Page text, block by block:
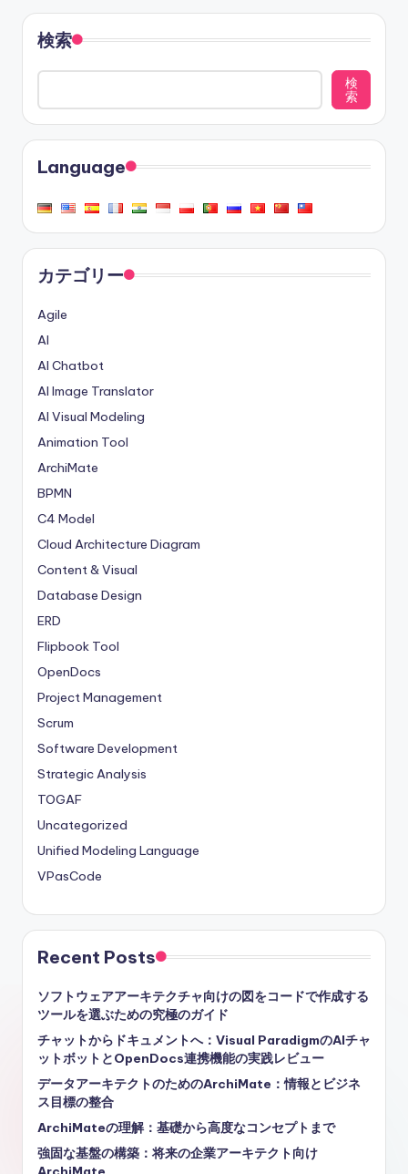
検索
検
索
Language
カテゴリー
Agile
AI
AI Chatbot
AI Image Translator
AI Visual Modeling
Animation Tool
ArchiMate
BPMN
C4 Model
Cloud Architecture Diagram
Content & Visual
Database Design
ERD
Flipbook Tool
OpenDocs
Project Management
Scrum
Software Development
Strategic Analysis
TOGAF
Uncategorized
Unified Modeling Language
VPasCode
Recent Posts
ソフトウェアアーキテクチャ向けの図をコードで作成する
ツールを選ぶための究極のガイド
チャットからドキュメントへ：Visual ParadigmのAIチャ
ットボットとOpenDocs連携機能の実践レビュー
データアーキテクトのためのArchiMate：情報とビジネ
ス目標の整合
ArchiMateの理解：基礎から高度なコンセプトまで
強固な基盤の構築：将来の企業アーキテクト向け